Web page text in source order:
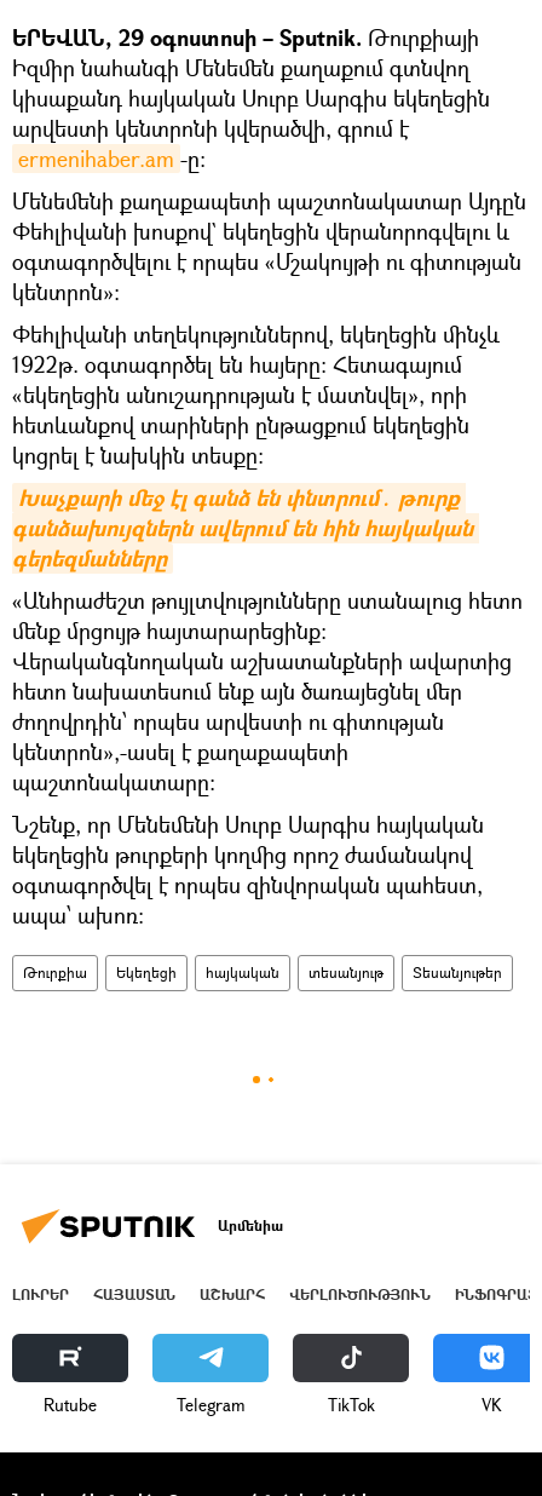
ԵՐԵՎԱՆ, 29 օգոստոսի – Sputnik. Թուրքիայի
Իզմիր նահանգի Մենեմեն քաղաքում գտնվող
կիսաքանդ հայկական Սուրբ Սարգիս եկեղեցին
արվեստի կենտրոնի կվերածվի, գրում է
ermenihaber.am -ը։
Մենեմենի քաղաքապետի պաշտոնակատար Այդըն
Փեհլիվանի խոսքով` եկեղեցին վերանորոգվելու և
օգտագործվելու է որպես «Մշակույթի ու գիտության
կենտրոն»:
Փեհլիվանի տեղեկություններով, եկեղեցին մինչև
1922թ. օգտագործել են հայերը: Հետագայում
«եկեղեցին անուշադրության է մատնվել», որի
հետևանքով տարիների ընթացքում եկեղեցին
կոցրել է նախկին տեսքը:
Խաչքարի մեջ էլ գանձ են փնտրում․ թուրք
գանձախույզներն ավերում են հին հայկական
գերեզմանները
«Անհրաժեշտ թույլտվությունները ստանալուց հետո
մենք մրցույթ հայտարարեցինք:
Վերականգնողական աշխատանքների ավարտից
հետո նախատեսում ենք այն ծառայեցնել մեր
ժողովրդին՝ որպես արվեստի ու գիտության
կենտրոն»,-ասել է քաղաքապետի
պաշտոնակատարը:
Նշենք, որ Մենեմենի Սուրբ Սարգիս հայկական
եկեղեցին թուրքերի կողմից որոշ ժամանակով
օգտագործվել է որպես զինվորական պահեստ,
ապա՝ ախոռ։
Թուրքիա Եկեղեցի հայկական տեսանյութ Տեսանյութեր
Արմենիա
ԼՈՒՐԵՐ ՀԱՅԱՍՏԱՆ ԱՇԽԱՐՀ ՎԵՐԼՈՒԾՈՒԹՅՈՒՆ
Rutube Telegram ТikТоk VK